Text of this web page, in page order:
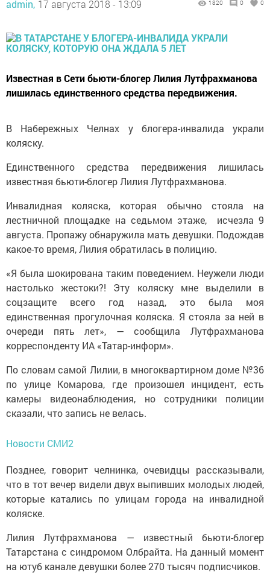
admin, 17 августа 2018 - 13:09 1820 0 0
Известная в Сети бьюти-блогер Лилия Лутфрахманова
лишилась единственного средства передвижения.
В Набережных Челнах у блогера-инвалида украли
коляску.
Единственного средства передвижения лишилась
известная бьюти-блогер Лилия Лутфрахманова.
Инвалидная коляска, которая обычно стояла на
лестничной площадке на седьмом этаже, исчезла 9
августа. Пропажу обнаружила мать девушки. Подождав
какое-то время, Лилия обратилась в полицию.
«Я была шокирована таким поведением. Неужели люди
настолько жестоки?! Эту коляску мне выделили в
соцзащите всего год назад, это была моя
единственная прогулочная коляска. Я стояла за ней в
очереди пять лет», — сообщила Лутфрахманова
корреспонденту ИА «Татар-информ».
По словам самой Лилии, в многоквартирном доме №36
по улице Комарова, где произошел инцидент, есть
камеры видеонаблюдения, но сотрудники полиции
сказали, что запись не велась.
Новости СМИ2
Позднее, говорит челнинка, очевидцы рассказывали,
что в тот вечер видели двух выпивших молодых людей,
которые катались по улицам города на инвалидной
коляске.
Лилия Лутфрахманова — известный бьюти-блогер
Татарстана с синдромом Олбрайта. На данный момент
на ютуб канале девушки более 270 тысяч подписчиков.